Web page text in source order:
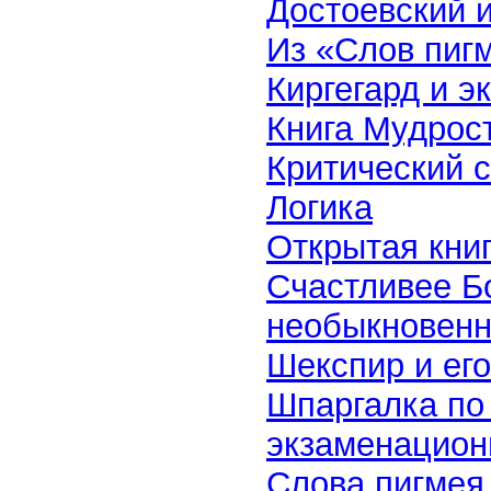
Достоевский
Из «Слов
Киргегард и
Книга
Критический
Логика
Открытая
Счастливее
Шекспир и
Шпаргалка